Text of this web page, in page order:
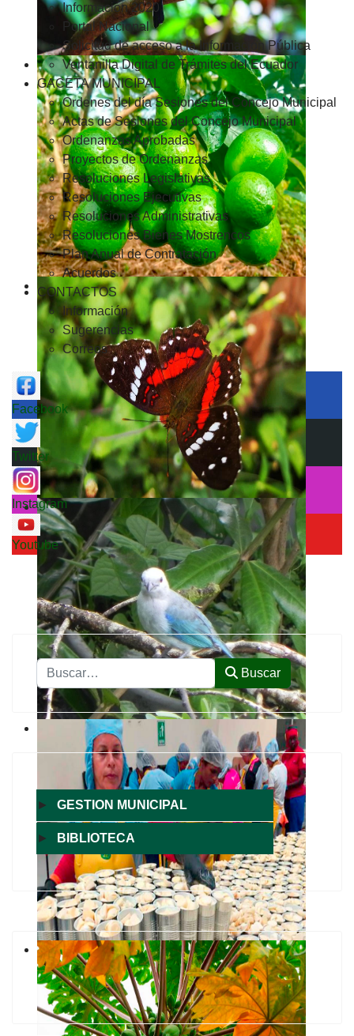
Información 2020
Portal Nacional
Solicitud de acceso a la Información Pública
Ventanilla Digital de Trámites del Ecuador
GACETA MUNICIPAL
Ordenes del día Sesiones del Concejo Municipal
Actas de Sesiones del Concejo Municipal
Ordenanzas Aprobadas
Proyectos de Ordenanzas
Resoluciones Legislativas
Resoluciones Ejecutivas
Resoluciones Administrativas
Resoluciones Bienes Mostrencos
Plan Anual de Contratación
Acuerdos
CONTACTOS
Información
Sugerencias
Correos
Facebook
Twitter
Instagram
Youtube
Buscar Buscar
► GESTION MUNICIPAL
► BIBLIOTECA